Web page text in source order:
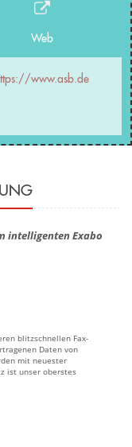
Web
www.asb.de
intelligenten Exabo
blitzschnellen Fax-
Daten von
mit neuester
ist unser oberstes